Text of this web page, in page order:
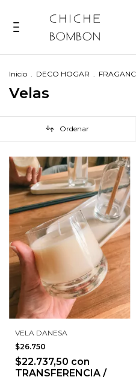
Inicio . DECO HOGAR .
Velas
Ordenar
VELA DANESA
$26.750
$22.737,50 con
TRANSFERENCIA /